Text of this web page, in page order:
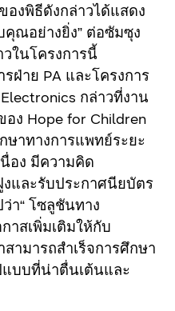
องพิธีดังกล่าวได้แสดง
ณอย่างยิ่ง” ต่อซัมซุง
ในโครงการนี้
ฝ่าย PA และโครงการ
กล่าวที่งาน
ง Hope for Children
ษาทางการแพทย์ระยะ
นื่อง มีความคิด
และรับประกาศนียบัตร
า“ โซลูชันทาง
าสเพิ่มเติมให้กับ
ามารถสำเร็จการศึกษา
แบบที่น่าตื่นเต้นและ